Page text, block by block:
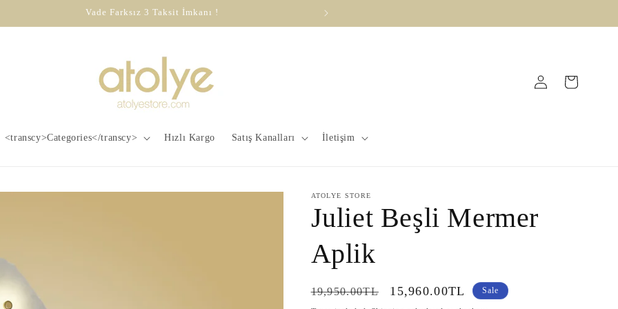
Vade Farksız 3 Taksit İmkanı !
<transcy>Categories</transcy> Hızlı Kargo Satış Kanalları İletişim
Log
in
Cart
ATOLYE STORE
Juliet Beşli Mermer
Aplik
Regular
19,950.00TL
Sale
15,960.00TL Sale